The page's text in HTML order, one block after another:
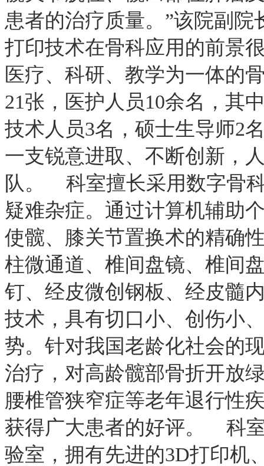
患者的治疗质量。”该院副
打印技术在骨科应用的前景
医疗、科研、教学为一体的
21张，医护人员10余名，其
技术人员3名，硕士生导师2
一支锐意进取、不断创新，
队。 科室擅长采用数字骨
疑难杂症。通过计算机辅助
使髋、膝关节置换术的精确
柱微通道、椎间盘镜、椎间
钉、经皮微创钢板、经皮髓
技术，具有切口小、创伤小
势。针对我国老龄化社会的
治疗，对高龄髋部骨折开放
腰椎管狭窄症等老年退行性
获得广大患者的好评。 科
验室，拥有先进的3D打印机